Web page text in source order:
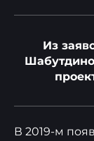
Из
В 2019-м